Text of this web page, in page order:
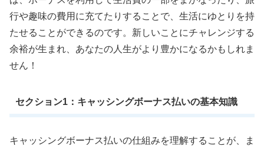
行や趣味の費用に充てたりすることで、生活にゆとりを持
たせることができるのです。新しいことにチャレンジする
余裕が生まれ、あなたの人生がより豊かになるかもしれま
せん！
セクション1：キャッシングボーナス払いの基本知識
キャッシングボーナス払いの仕組みを理解することが、ま